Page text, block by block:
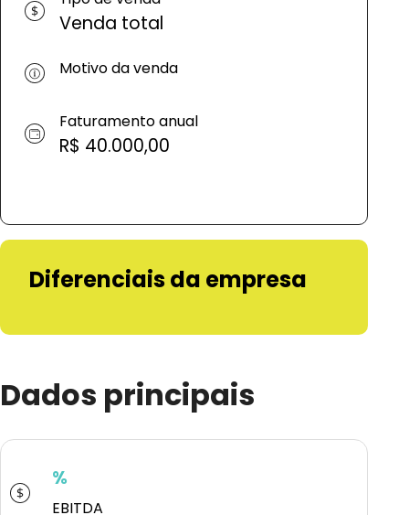
Venda total
Motivo da venda
Faturamento anual
R$ 40.000,00
Diferenciais da empresa
Dados principais
%
EBITDA